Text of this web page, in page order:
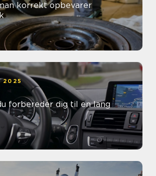
korrekt opbevarer
2025
forbereder dig til en lang